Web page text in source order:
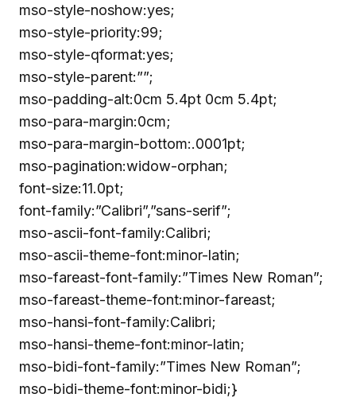
mso-style-noshow:yes;
mso-style-priority:99;
mso-style-qformat:yes;
mso-style-parent:””;
mso-padding-alt:0cm 5.4pt 0cm 5.4pt;
mso-para-margin:0cm;
mso-para-margin-bottom:.0001pt;
mso-pagination:widow-orphan;
font-size:11.0pt;
font-family:”Calibri”,”sans-serif”;
mso-ascii-font-family:Calibri;
mso-ascii-theme-font:minor-latin;
mso-fareast-font-family:”Times New Roman”;
mso-fareast-theme-font:minor-fareast;
mso-hansi-font-family:Calibri;
mso-hansi-theme-font:minor-latin;
mso-bidi-font-family:”Times New Roman”;
mso-bidi-theme-font:minor-bidi;}